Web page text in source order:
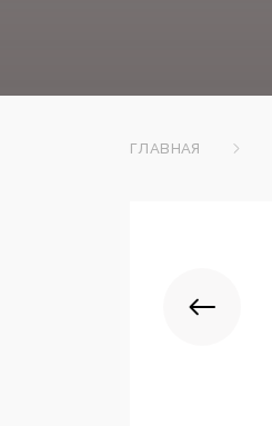
ГЛАВНАЯ